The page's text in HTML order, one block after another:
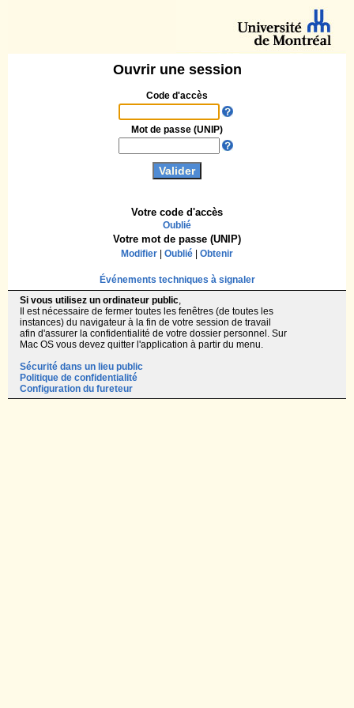
Ouvrir une session
Code d'accès
Votre code d'accès
Oublié
Mot de passe (UNIP)
Votre mot de passe (UNIP)
Modifier Oublié Obtenir
Événements techniques à signaler
Si vous utilisez un ordinateur public,
Il est nécessaire de fermer toutes les fenêtres (de toutes les
instances) du navigateur à la fin de votre session de travail
afin d'assurer la confidentialité de votre dossier personnel. Sur
Mac OS vous devez quitter l'application à partir du menu.
Sécurité dans un lieu public
Politique de confidentialité
Configuration du fureteur